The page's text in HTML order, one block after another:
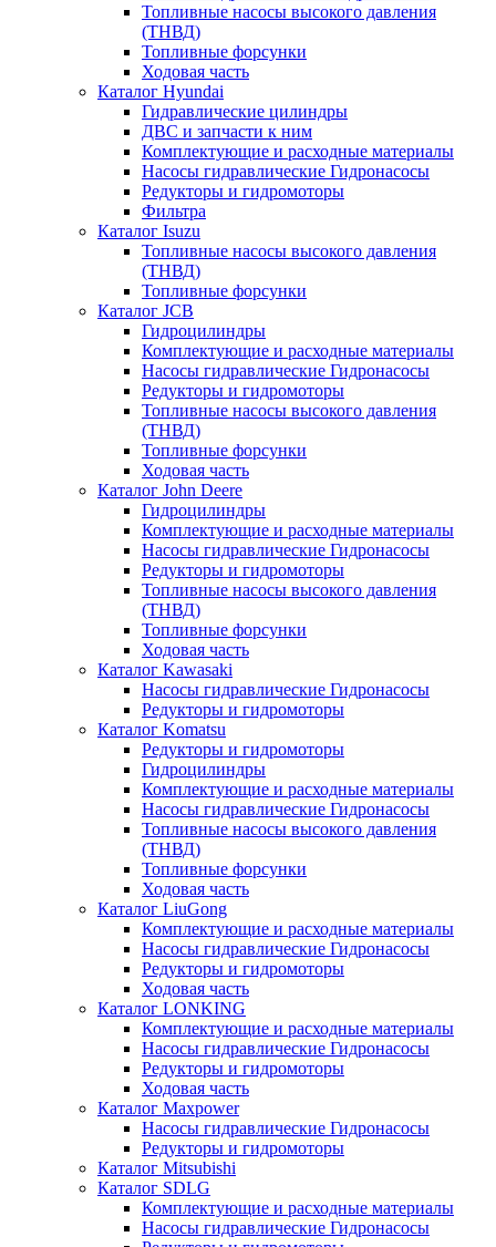
Топливные насосы высокого давления
(ТНВД)
Топливные форсунки
Ходовая часть
Каталог Hyundai
Гидравлические цилиндры
ДВС и запчасти к ним
Комплектующие и расходные материалы
Насосы гидравлические Гидронасосы
Редукторы и гидромоторы
Фильтра
Каталог Isuzu
Топливные насосы высокого давления
(ТНВД)
Топливные форсунки
Каталог JCB
Гидроцилиндры
Комплектующие и расходные материалы
Насосы гидравлические Гидронасосы
Редукторы и гидромоторы
Топливные насосы высокого давления
(ТНВД)
Топливные форсунки
Ходовая часть
Каталог John Deere
Гидроцилиндры
Комплектующие и расходные материалы
Насосы гидравлические Гидронасосы
Редукторы и гидромоторы
Топливные насосы высокого давления
(ТНВД)
Топливные форсунки
Ходовая часть
Каталог Kawasaki
Насосы гидравлические Гидронасосы
Редукторы и гидромоторы
Каталог Komatsu
Редукторы и гидромоторы
Гидроцилиндры
Комплектующие и расходные материалы
Насосы гидравлические Гидронасосы
Топливные насосы высокого давления
(ТНВД)
Топливные форсунки
Ходовая часть
Каталог LiuGong
Комплектующие и расходные материалы
Насосы гидравлические Гидронасосы
Редукторы и гидромоторы
Ходовая часть
Каталог LONKING
Комплектующие и расходные материалы
Насосы гидравлические Гидронасосы
Редукторы и гидромоторы
Ходовая часть
Каталог Maxpower
Насосы гидравлические Гидронасосы
Редукторы и гидромоторы
Каталог Mitsubishi
Каталог SDLG
Комплектующие и расходные материалы
Насосы гидравлические Гидронасосы